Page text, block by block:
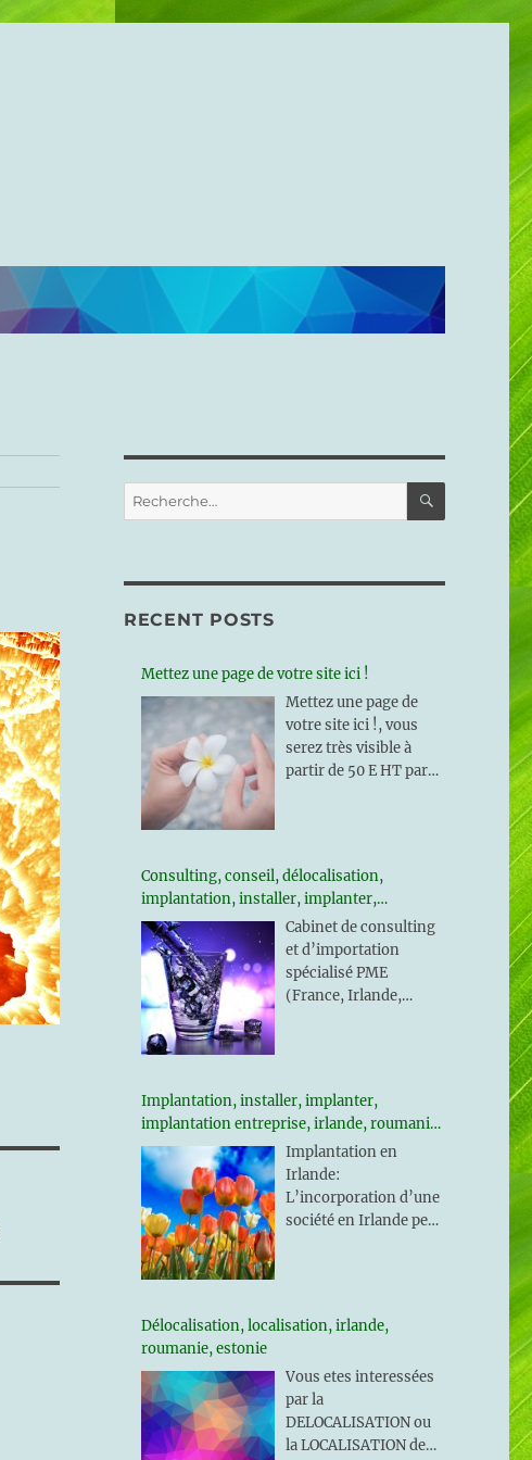
Recherche
pour :
RECENT POSTS
Mettez une page de votre site ici !
Mettez une page de
votre site ici !, vous
serez très visible à
partir de 50 E HT par
Consulting, conseil, délocalisation,
implantation, installer, implanter,
implantation entreprise, irlande, roumanie,
estonie
Cabinet de consulting
et d’importation
spécialisé PME
(France, Irlande,
Implantation, installer, implanter,
implantation entreprise, irlande, roumanie,
estonie
Implantation en
Irlande:
L’incorporation d’une
société en Irlande peut
jours. Pour cela Il faut
à Dublin. Il est
nécessaire de nommer
un directeur de société
résidant en Irlande et
Délocalisation, localisation, irlande,
roumanie, estonie
Vous etes interessées
par la
DELOCALISATION ou
la LOCALISATION de